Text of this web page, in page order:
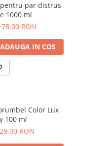
par distrus
1000 ml
78,00 RON
ADAUGA IN COS
Color Lux
100 ml
RON